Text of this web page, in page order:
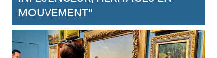
MOUVEMENT"